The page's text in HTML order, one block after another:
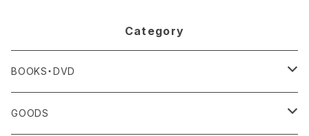
Category
BOOKS・DVD
書籍
GOODS